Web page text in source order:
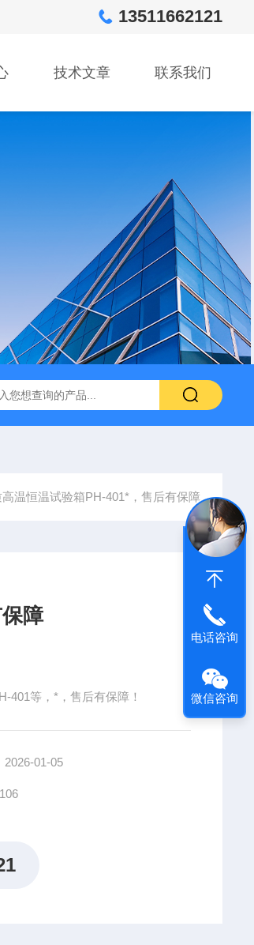
13511662121
技术文章 联系我们
基LSHZ-300冷冻水浴恒温振荡器厂家
温恒温试验箱PH-401*，售后有保障
障
401等，*，售后有保障！
2026-01-05
电话咨询
微信咨询